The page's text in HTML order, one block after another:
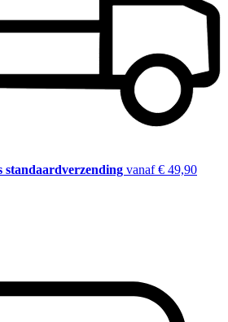
standaardverzending vanaf € 49,90